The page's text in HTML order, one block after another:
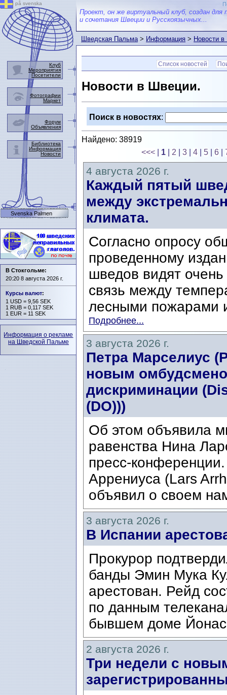
Проект, он же виртуальный клуб, создан для
и сочетания Швеции и Русскоязычных...
Шведская Пальма>Информация>Новости
Список новостей
Новости в Швеции.
Поиск в новостях:
Найдено: 38919
<<<
1 2 3 4 5 6
4 августа 2026 г.
Каждый пятый
между
климата.
Согласно опросу
проведенному
шведов видят
связь между
лесными пожарами
Подробнее...
3 августа 2026 г.
Петра Марселиус
новым
дискриминации
(DO)))
Об этом объявила
равенства Нина
пресс-
Аррениуса (Lars
объявил о своем
3 августа 2026 г.
В Испании
Прокурор
банды Эмин Мука
арестован. Рейд
по данным
бывшем доме
2 августа 2026 г.
Три недели с
på svenska
Клуб
Мероприятия
Посетители
Фотографии
Маркет
Форум
Объявления
Библиотека
Информация
Новости
Svenska Palmen
В Стокгольме:
20:20 8 августа 2026 г.
Курсы валют:
1 USD = 9,56 SEK
1 RUB = 0,117 SEK
1 EUR = 11 SEK
Информация о рекламе
на Шведской Пальме